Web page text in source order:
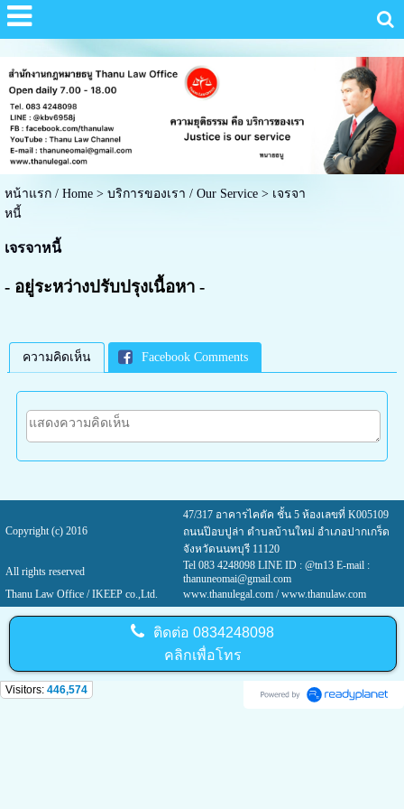
หน้าแรก / Home> บริการของเรา / Our Service> เจรจา
หนี้
เจรจาหนี้
- อยู่ระหว่างปรับปรุงเนื้อหา -
ความคิดเห็น Facebook Comments
Copyright (c) 2016
47/317 อาคารไคตัค ชั้น 5 ห้องเลขที่ K005109
ถนนป๊อบปูล่า ตำบลบ้านใหม่ อำเภอปากเกร็ด
จังหวัดนนทบุรี 11120
All rights reserved
Tel 083 4248098 LINE ID : @tn13 E-mail :
thanuneomai@gmail.com
Thanu Law Office / IKEEP co.,Ltd.
www.thanulegal.com / www.thanulaw.com
ติดต่อ0834248098
คลิกเพื่อโทร
Visitors: 446,574